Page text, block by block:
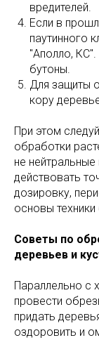
вредителей.
Если в
паутинного
"Аполло,
бутоны.
Для защиты
кору
При этом
обработки
не
действовать
дозировку,
основы
Советы по
деревьев и
Параллельно с
провести
придать
оздоровить и